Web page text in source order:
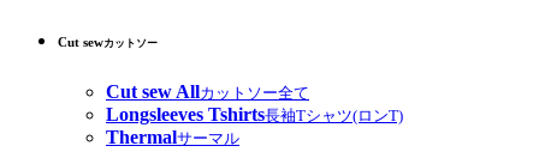
Cut sewカットソー
Cut sew Allカットソー全て
Longsleeves Tshirts長袖Tシャツ(ロンT)
Thermalサーマル